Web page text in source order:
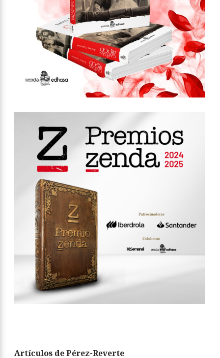
Artículos de Pérez-Reverte